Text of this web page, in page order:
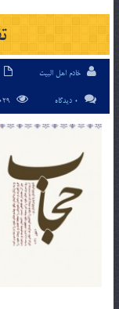
خادم اهل البیت
0 دیدگاه